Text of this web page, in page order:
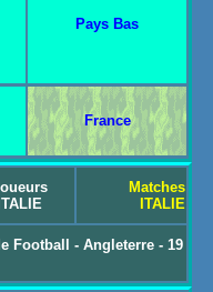
Pays Bas
France
ITALIE
Matches
ITALIE
Football - Angleterre - 19